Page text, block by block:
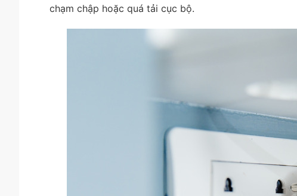
chạm chập hoặc quá tải cục bộ.